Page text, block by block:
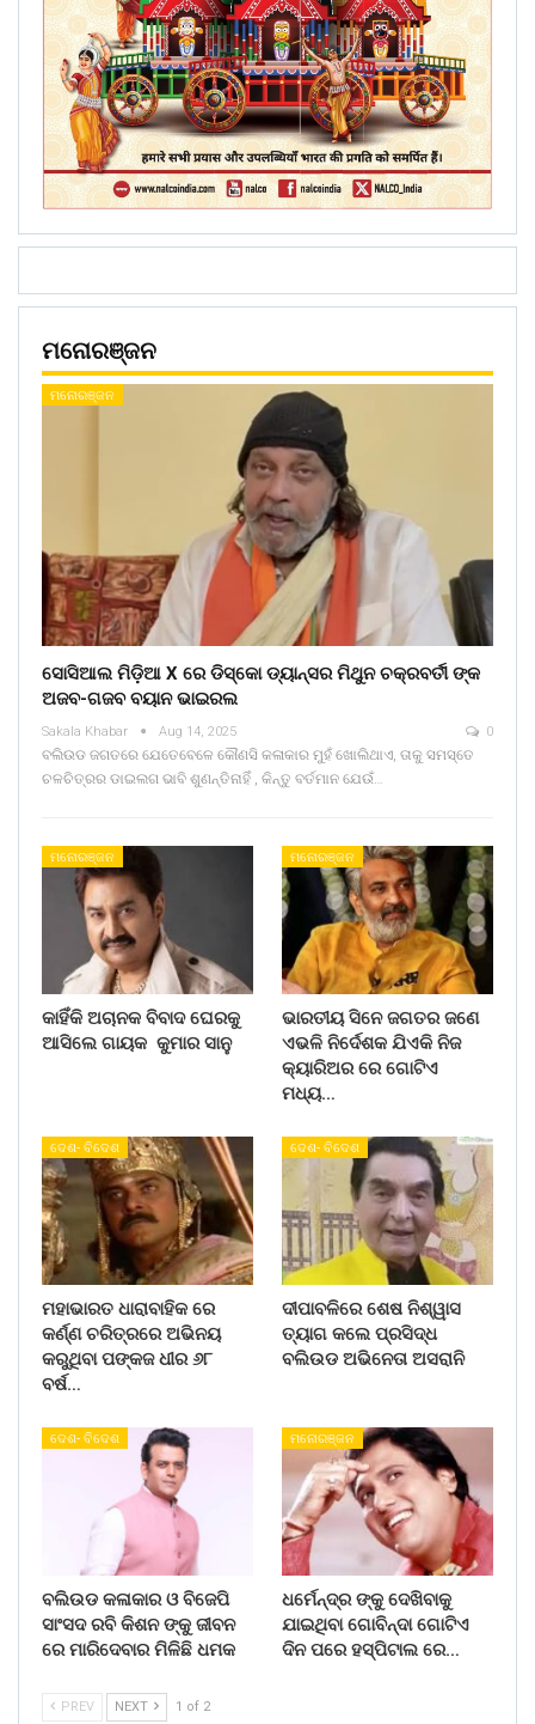
ମନୋରଞ୍ଜନ
ମନୋରଞ୍ଜନ
ସୋସିଆଲ ମିଡ଼ିଆ X ରେ ଡିସ୍କୋ ଡ୍ୟାନ୍ସର ମିଥୁନ ଚକ୍ରବର୍ତୀ ଙ୍କ
ଅଜବ-ଗଜବ ବୟାନ ଭାଇରଲ
Sakala Khabar Aug 14, 2025 0
ବଲିଉଡ ଜଗତରେ ଯେତେବେଳେ କୌଣସି କଳାକାର ମୁହଁ ଖୋଲିଥାଏ, ତାକୁ ସମସ୍ତେ
ଚଳଚିତ୍ରର ଡାଇଲଗ ଭାବି ଶୁଣନ୍ତିନାହିଁ , କିନ୍ତୁ ବର୍ତମାନ ଯେଉଁ…
ମନୋରଞ୍ଜନ
କାହିଁକି ଅଚାନକ ବିବାଦ ଘେରକୁ
ଆସିଲେ ଗାୟକ କୁମାର ସାନୁ
ମନୋରଞ୍ଜନ
ଭାରତୀୟ ସିନେ ଜଗତର ଜଣେ
ଏଭଳି ନିର୍ଦେଶକ ଯିଏକି ନିଜ
କ୍ୟାରିଅର ରେ ଗୋଟିଏ
ମଧ୍ୟ…
ଦେଶ- ବିଦେଶ
ମହାଭାରତ ଧାରାବାହିକ ରେ
କର୍ଣ୍ଣ ଚରିତ୍ରରେ ଅଭିନୟ
କରୁଥିବା ପଙ୍କଜ ଧୀର ୬୮
ବର୍ଷ…
ଦେଶ- ବିଦେଶ
ଦୀପାବଳିରେ ଶେଷ ନିଶ୍ୱାସ
ତ୍ୟାଗ କଲେ ପ୍ରସିଦ୍ଧ
ବଲିଉଡ ଅଭିନେତା ଅସରାନି
ଦେଶ- ବିଦେଶ
ବଲିଉଡ କଳାକାର ଓ ବିଜେପି
ସାଂସଦ ରବି କିଶନ ଙ୍କୁ ଜୀବନ
ରେ ମାରିଦେବାର ମିଳିଛି ଧମକ
ମନୋରଞ୍ଜନ
ଧର୍ମେନ୍ଦ୍ର ଙ୍କୁ ଦେଖିବାକୁ
ଯାଇଥିବା ଗୋବିନ୍ଦା ଗୋଟିଏ
ଦିନ ପରେ ହସ୍ପିଟାଲ ରେ…
PREV NEXT 1 of 2